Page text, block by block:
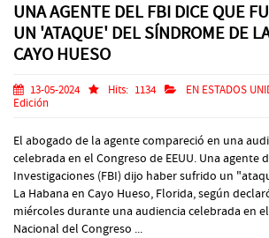
UNA AGENTE DEL FBI DICE QUE
UN 'ATAQUE' DEL SÍNDROME DE
CAYO HUESO
13-05-2024 Hits: 1134 EN ESTADOS
Edición
El abogado de la agente compareció en una
celebrada en el Congreso de EEUU. Una agente
Investigaciones (FBI) dijo haber sufrido un
La Habana en Cayo Hueso, Florida, según
miércoles durante una audiencia celebrada en
Nacional del Congreso ...